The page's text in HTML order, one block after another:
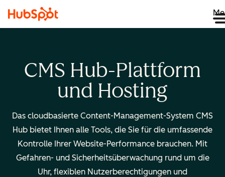
CMS Hub-Plattform
und Hosting
Das cloudbasierte Content-Management-System CMS
Hub bietet Ihnen alle Tools, die Sie für die umfassende
Kontrolle Ihrer Website-Performance brauchen. Mit
Gefahren- und Sicherheitsüberwachung rund um die
Uhr, flexiblen Nutzerberechtigungen und